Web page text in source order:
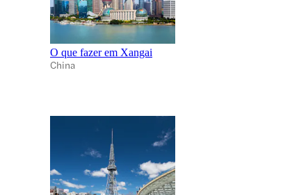
O que fazer em Xangai
China